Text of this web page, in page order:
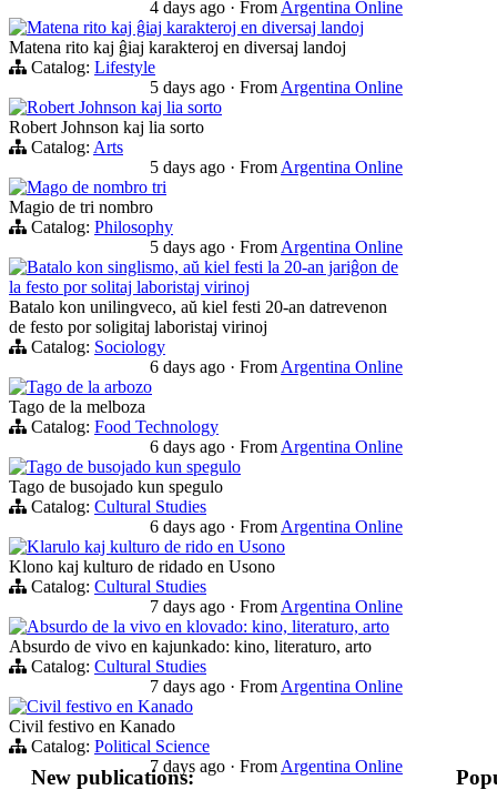
4 days ago · From Argentina Online
Matena rito kaj ĝiaj karakteroj en diversaj landoj
Matena rito kaj ĝiaj karakteroj en diversaj landoj
Catalog: Lifestyle
5 days ago · From Argentina Online
Robert Johnson kaj lia sorto
Robert Johnson kaj lia sorto
Catalog: Arts
5 days ago · From Argentina Online
Mago de nombro tri
Magio de tri nombro
Catalog: Philosophy
5 days ago · From Argentina Online
Batalo kon singlismo, aŭ kiel festi la 20-an jariĝon de
la festo por solitaj laboristaj virinoj
Batalo kon unilingveco, aŭ kiel festi 20-an datrevenon
de festo por soligitaj laboristaj virinoj
Catalog: Sociology
6 days ago · From Argentina Online
Tago de la arbozo
Tago de la melboza
Catalog: Food Technology
6 days ago · From Argentina Online
Tago de busojado kun spegulo
Tago de busojado kun spegulo
Catalog: Cultural Studies
6 days ago · From Argentina Online
Klarulo kaj kulturo de rido en Usono
Klono kaj kulturo de ridado en Usono
Catalog: Cultural Studies
7 days ago · From Argentina Online
Absurdo de la vivo en klovado: kino, literaturo, arto
Absurdo de vivo en kajunkado: kino, literaturo, arto
Catalog: Cultural Studies
7 days ago · From Argentina Online
Civil festivo en Kanado
Civil festivo en Kanado
Catalog: Political Science
7 days ago · From Argentina Online
New publications: